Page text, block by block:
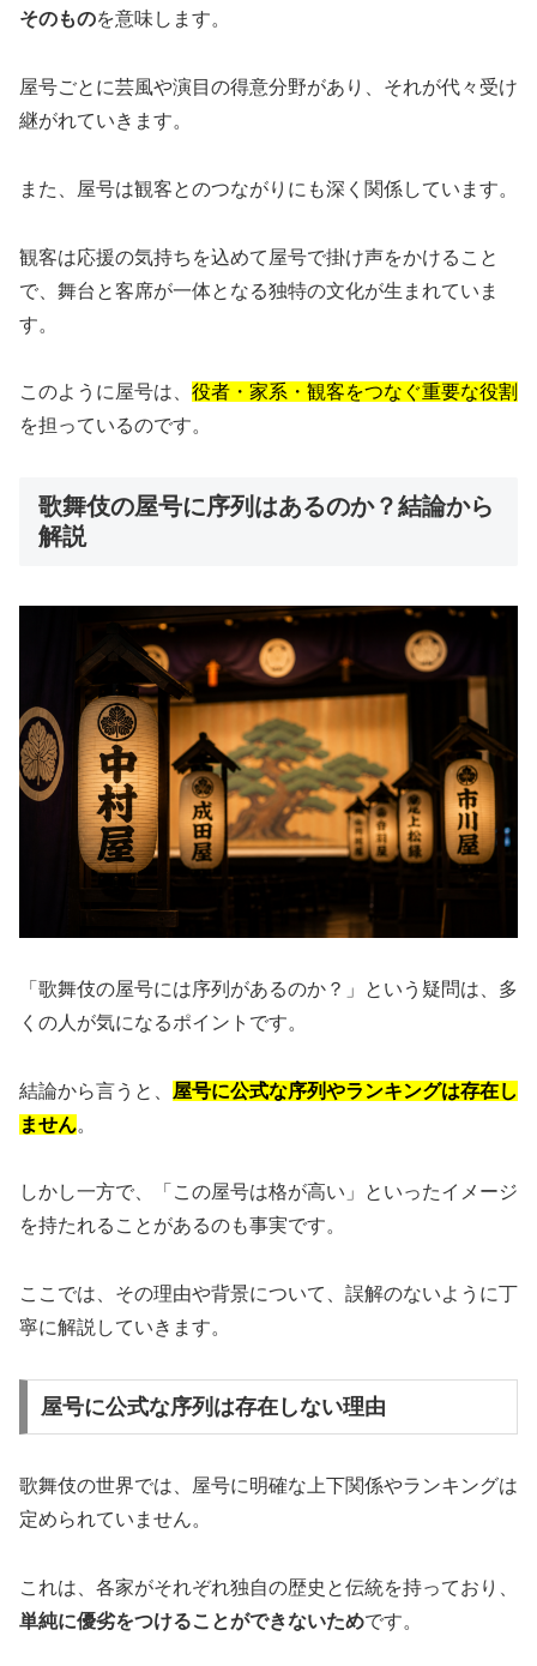
そのものを意味します。
屋号ごとに芸風や演目の得意分野があり、それが代々受け
継がれていきます。
また、屋号は観客とのつながりにも深く関係しています。
観客は応援の気持ちを込めて屋号で掛け声をかけること
で、舞台と客席が一体となる独特の文化が生まれていま
す。
このように屋号は、 役者・家系・観客をつなぐ重要な役割
を担っているのです。
歌舞伎の屋号に序列はあるのか？結論から
解説
「歌舞伎の屋号には序列があるのか？」という疑問は、多
くの人が気になるポイントです。
結論から言うと、 屋号に公式な序列やランキングは存在し
ません。
しかし一方で、「この屋号は格が高い」といったイメージ
を持たれることがあるのも事実です。
ここでは、その理由や背景について、誤解のないように丁
寧に解説していきます。
屋号に公式な序列は存在しない理由
歌舞伎の世界では、屋号に明確な上下関係やランキングは
定められていません。
これは、各家がそれぞれ独自の歴史と伝統を持っており、
単純に優劣をつけることができないためです。